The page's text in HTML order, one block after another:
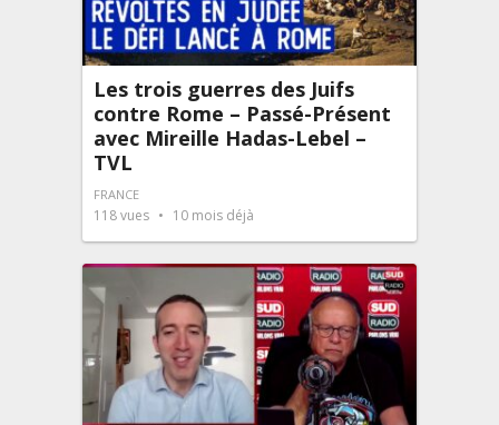
Les trois guerres des Juifs
contre Rome – Passé-Présent
avec Mireille Hadas-Lebel –
TVL
FRANCE
118vues 10 mois déjà